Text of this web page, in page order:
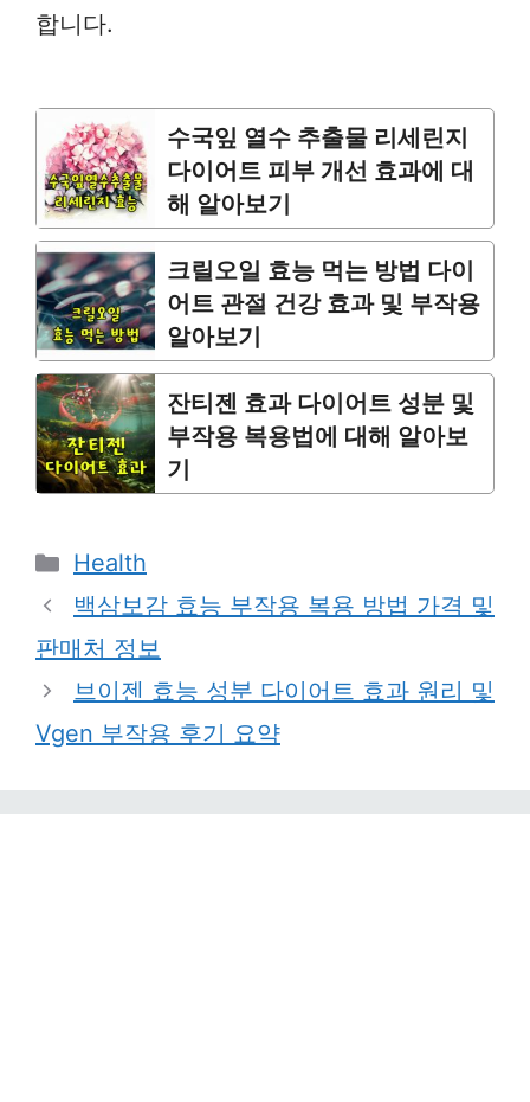
합니다.
수국잎 열수 추출물 리세린지
다이어트 피부 개선 효과에 대
해 알아보기
크릴오일 효능 먹는 방법 다이
어트 관절 건강 효과 및 부작용
알아보기
잔티젠 효과 다이어트 성분 및
부작용 복용법에 대해 알아보
기
Categories
Health
백삼보감 효능 부작용 복용 방법 가격 및
판매처 정보
브이젠 효능 성분 다이어트 효과 원리 및
Vgen 부작용 후기 요약